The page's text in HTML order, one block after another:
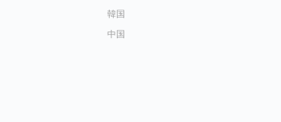
韓国
中国